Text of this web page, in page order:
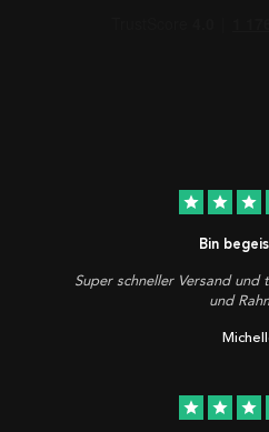
star star star
Bin
Super schneller Versand
und
star star star